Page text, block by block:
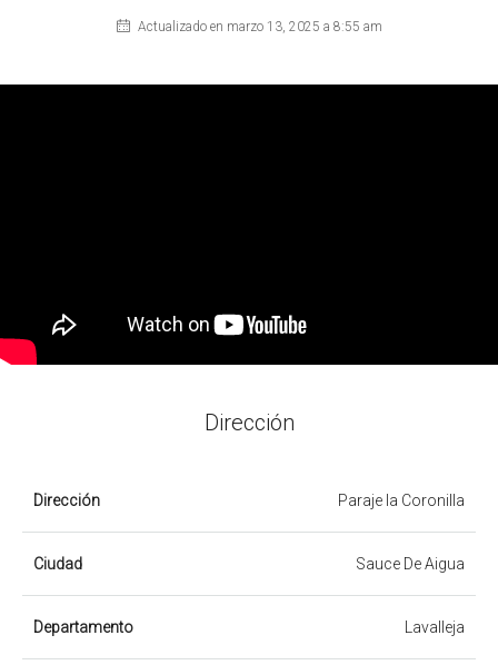
Actualizado en marzo 13, 2025 a 8:55 am
Dirección
Dirección Paraje la Coronilla
Ciudad Sauce De Aigua
Departamento Lavalleja